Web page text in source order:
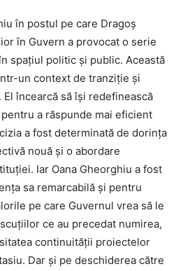
în postul pe care Dragoș
în Guvern a provocat o serie
spațiul politic și public. Această
un context de tranziție și
încearcă să își redefinească
a răspunde mai eficient
a fost determinată de dorința
nouă și o abordare
Iar Oana Gheorghiu a fost
sa remarcabilă și pentru
pe care Guvernul vrea să le
ce au precedat numirea,
continuității proiectelor
Dar și pe deschiderea către